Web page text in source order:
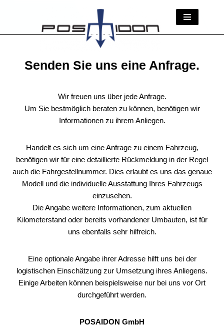
Senden Sie uns eine Anfrage.
Wir freuen uns über jede Anfrage.
Um Sie bestmöglich beraten zu können, benötigen wir
Informationen zu ihrem Anliegen.
Handelt es sich um eine Anfrage zu einem Fahrzeug,
benötigen wir für eine detaillierte Rückmeldung in der Regel
auch die Fahrgestellnummer. Dies erlaubt es uns das genaue
Modell und die individuelle Ausstattung Ihres Fahrzeugs
einzusehen.
Die Angabe weitere Informationen, zum aktuellen
Kilometerstand oder bereits vorhandener Umbauten, ist für
uns ebenfalls sehr hilfreich.
Eine optionale Angabe ihrer Adresse hilft uns bei der
logistischen Einschätzung zur Umsetzung ihres Anliegens.
Einige Arbeiten können beispielsweise nur bei uns vor Ort
durchgeführt werden.
POSAIDON GmbH